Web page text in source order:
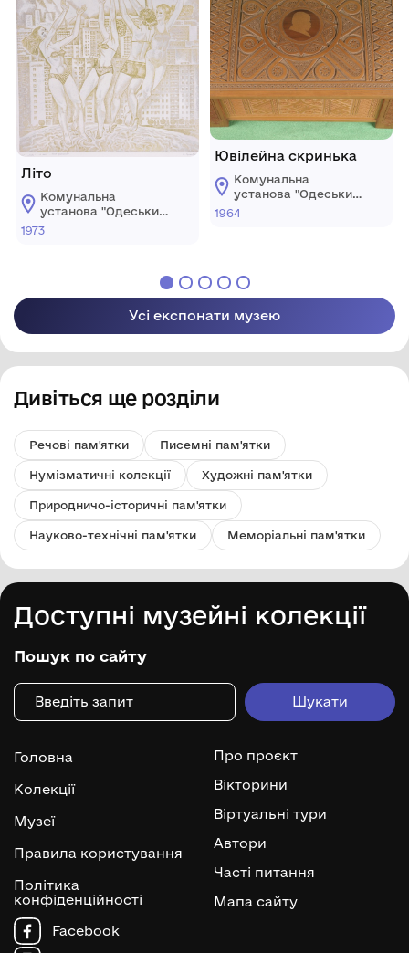
Літо
Комунальна
установа "Одеський
національний
1973
Ювілейна скринька
Комунальна
установа "Одеський
національний
1964
Усі експонати музею
Дивіться ще розділи
Речові пам'ятки Писемні пам'ятки
Нумізматичні колекції Художні пам'ятки
Природничо-історичні пам'ятки
Науково-технічні пам'ятки Меморіальні пам'ятки
Доступні музейні колекції
Пошук по сайту
Головна
Колекції
Музеї
Правила користування
Політика
конфіденційності
Про проєкт
Вікторини
Віртуальні тури
Автори
Часті питання
Мапа сайту
Facebook